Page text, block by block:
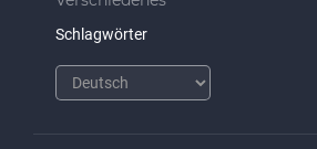
Schlagwörter